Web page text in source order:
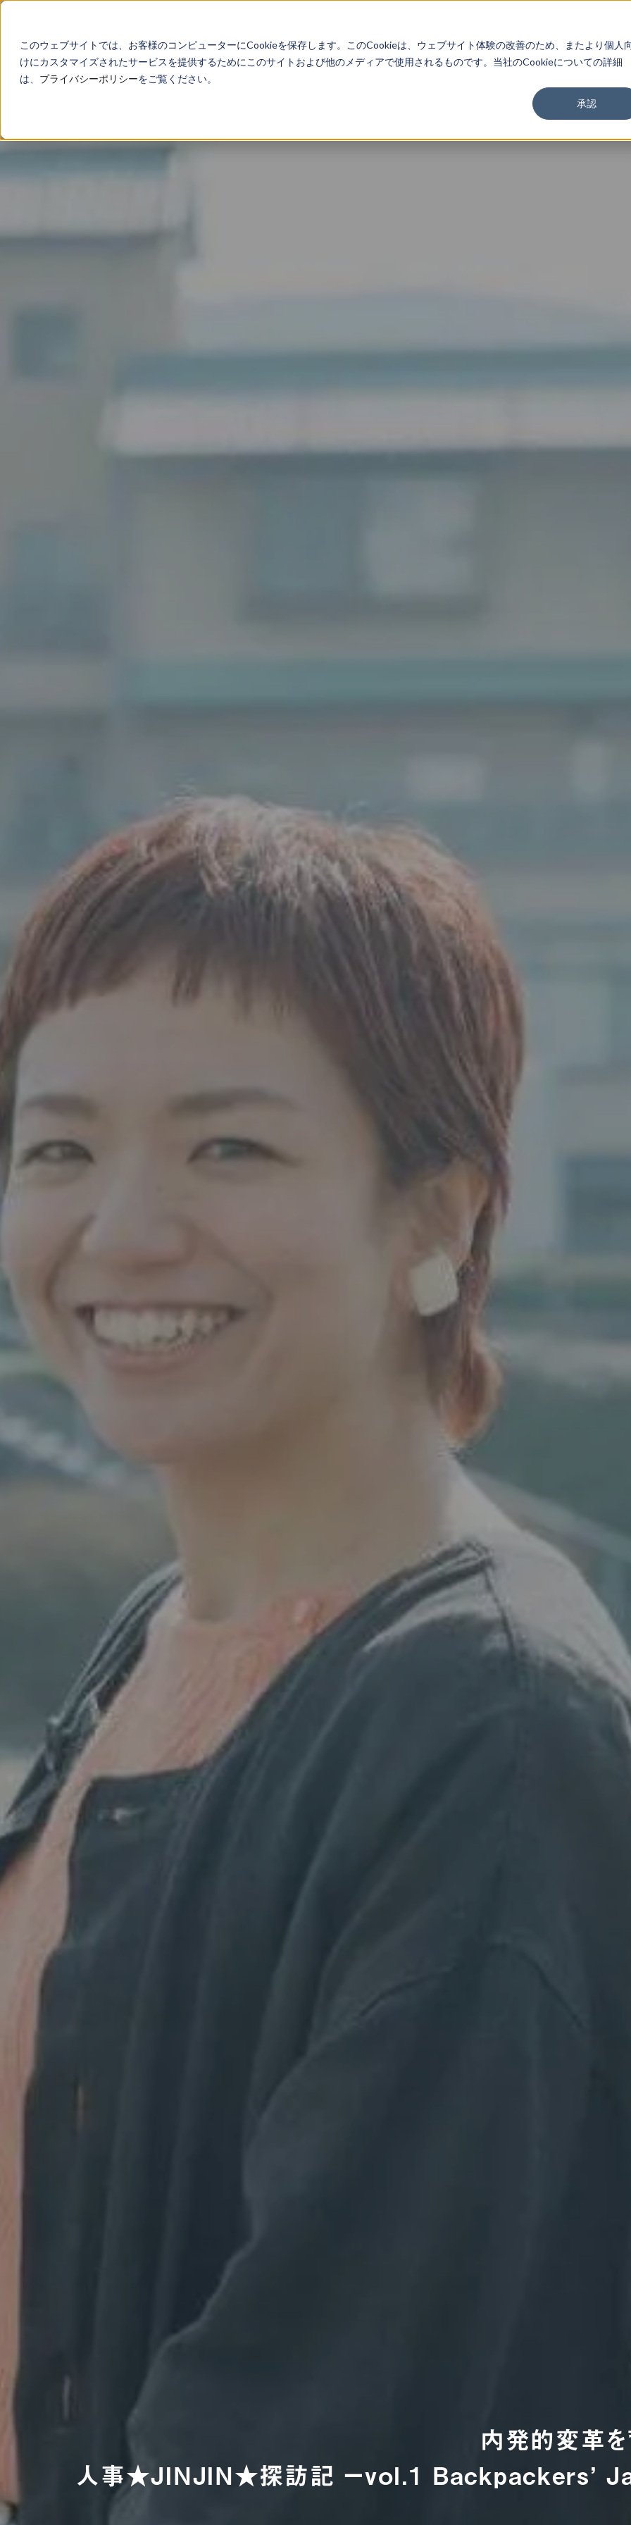
このウェブサイトでは、お客様のコンピューターにCookieを保存します。このCookieは、ウェブサイト体験の改善のため、またより個人
けにカスタマイズされたサービスを提供するためにこのサイトおよび他のメディアで使用されるものです。当社のCookieについての詳細
は、 プライバシーポリシーをご覧ください。
承認
About Service Work Findings
内発的変革
人事★JINJIN★探訪記 ーvol.1 Backpackers’